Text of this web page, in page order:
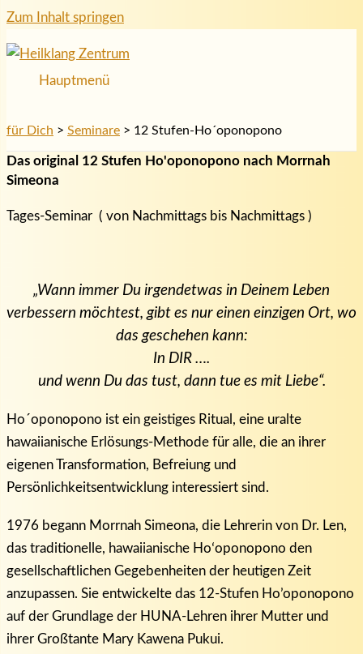
Zum Inhalt springen
Hauptmenü
für Dich > Seminare > 12 Stufen-Ho´oponopono
Das original 12 Stufen Ho'oponopono nach Morrnah
Simeona
Tages-Seminar ( von Nachmittags bis Nachmittags )
„Wann immer Du irgendetwas in Deinem Leben
verbessern möchtest, gibt es nur einen einzigen Ort, wo
das geschehen kann:
In DIR ….
und wenn Du das tust, dann tue es mit Liebe“.
Ho´oponopono ist ein geistiges Ritual, eine uralte
hawaiianische Erlösungs-Methode für alle, die an ihrer
eigenen Transformation, Befreiung und
Persönlichkeitsentwicklung interessiert sind.
1976 begann Morrnah Simeona, die Lehrerin von Dr. Len,
das traditionelle, hawaiianische Hoʻoponopono den
gesellschaftlichen Gegebenheiten der heutigen Zeit
anzupassen. Sie entwickelte das 12-Stufen Ho’oponopono
auf der Grundlage der HUNA-Lehren ihrer Mutter und
ihrer Großtante Mary Kawena Pukui.